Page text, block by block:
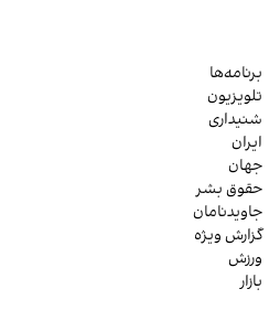
برنامه‌ها
تلویزیون
شنیداری
ایران
جهان
حقوق بشر
جاویدنامان
گزارش ویژه
ورزش
بازار